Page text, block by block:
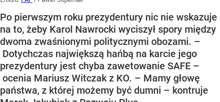
Po pierwszym roku prezydentury nic nie wskazuje
na to, żeby Karol Nawrocki wyciszył spory między
dwoma zwaśnionymi politycznymi obozami. –
Dotychczas największą hańbą na karcie jego
prezydentury jest chyba zawetowanie SAFE –
ocenia Mariusz Witczak z KO. – Mamy głowę
państwa, z której możemy być dumni – kontruje